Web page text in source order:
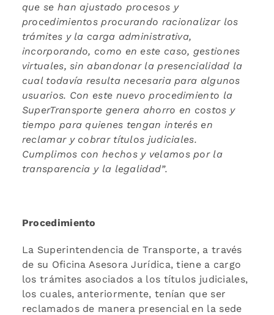
que se han ajustado procesos y
procedimientos procurando racionalizar los
trámites y la carga administrativa,
incorporando, como en este caso, gestiones
virtuales, sin abandonar la presencialidad la
cual todavía resulta necesaria para algunos
usuarios. Con este nuevo procedimiento la
SuperTransporte genera ahorro en costos y
tiempo para quienes tengan interés en
reclamar y cobrar títulos judiciales.
Cumplimos con hechos y velamos por la
transparencia y la legalidad”.
Procedimiento
La Superintendencia de Transporte, a través
de su Oficina Asesora Jurídica, tiene a cargo
los trámites asociados a los títulos judiciales,
los cuales, anteriormente, tenían que ser
reclamados de manera presencial en la sede